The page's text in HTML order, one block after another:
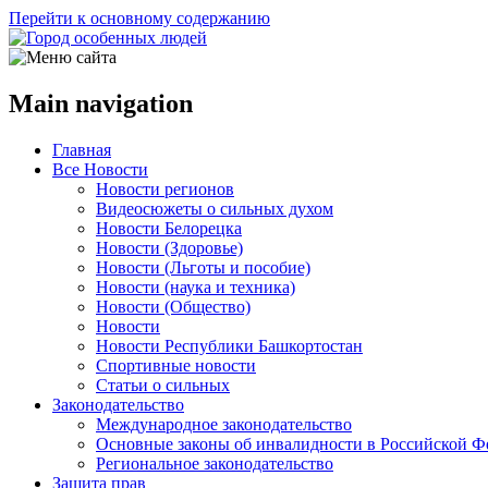
Перейти к основному содержанию
Main navigation
Главная
Все Новости
Новости регионов
Видеосюжеты о сильных духом
Новости Белорецка
Новости (Здоровье)
Новости (Льготы и пособие)
Новости (наука и техника)
Новости (Общество)
Новости
Новости Республики Башкортостан
Спортивные новости
Статьи о сильных
Законодательство
Международное законодательство
Основные законы об инвалидности в Российской
Региональное законодательство
Защита прав